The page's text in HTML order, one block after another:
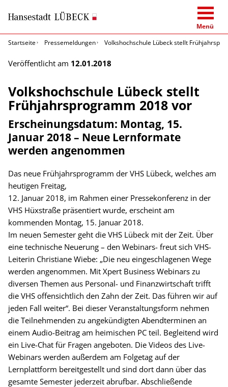
Menü
Startseite
Pressemeldungen Volkshochschule Lübeck stellt
Veröffentlicht am 12.01.2018
Volkshochschule Lübeck stellt
Frühjahrsprogramm 2018 vor
Erscheinungsdatum: Montag, 15.
Januar 2018 – Neue Lernformate
werden angenommen
Das neue Frühjahrsprogramm der VHS Lübeck, welches am
heutigen Freitag,
12. Januar 2018, im Rahmen einer Pressekonferenz in der
VHS Hüxstraße präsentiert wurde, erscheint am
kommenden Montag, 15. Januar 2018.
Im neuen Semester geht die VHS Lübeck mit der Zeit. Über
eine technische Neuerung – den Webinars- freut sich VHS-
Leiterin Christiane Wiebe: „Die neu eingeschlagenen Wege
werden angenommen. Mit Xpert Business Webinars zu
diversen Themen aus Personal- und Finanzwirtschaft trifft
die VHS offensichtlich den Zahn der Zeit. Das führen wir auf
jeden Fall weiter“. Bei dieser Veranstaltungsform nehmen
die Teilnehmenden zu angekündigten Abendterminen an
einem Audio-Beitrag am heimischen PC teil. Begleitend wird
ein Live-Chat für Fragen angeboten. Die Videos des Live-
Webinars werden außerdem am Folgetag auf der
Lernplattform bereitgestellt und sind dort dann über das
gesamte Semester jederzeit abrufbar. Abschließende